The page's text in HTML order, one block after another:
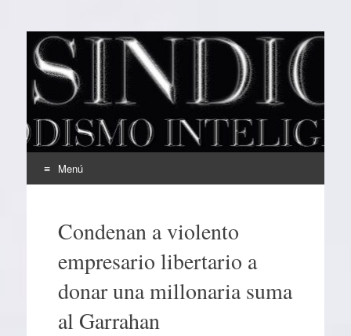
EL SINDICAL
Periodismo Inteligente
Menú
contenidoCondenan a violento
empresario libertario a
donar una millonaria suma
al Garrahan